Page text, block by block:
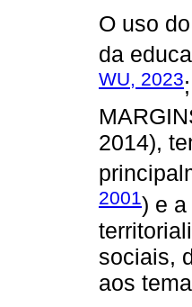
O uso
da
WU, 2023;
2014),
2001) e
sociais,
aos